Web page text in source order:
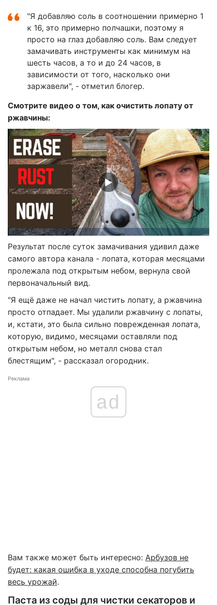
"Я добавляю соль в соотношении примерно 1
к 16, это примерно полчашки, поэтому я
просто на глаз добавляю соль. Вам следует
замачивать инструменты как минимум на
шесть часов, а то и до 24 часов, в
зависимости от того, насколько они
заржавели", - отметил блогер.
Смотрите видео о том, как очистить лопату от
ржавчины:
Результат после суток замачивания удивил даже
самого автора канала - лопата, которая месяцами
пролежала под открытым небом, вернула свой
первоначальный вид.
"Я ещё даже не начал чистить лопату, а ржавчина
просто отпадает. Мы удалили ржавчину с лопаты,
и, кстати, это была сильно поврежденная лопата,
которую, видимо, месяцами оставляли под
открытым небом, но металл снова стал
блестящим", - рассказал огородник.
Реклама
ad
Вам также может быть интересно: Арбузов не
будет: какая ошибка в уходе способна погубить
весь урожай.
Паста из соды для чистки секаторов и